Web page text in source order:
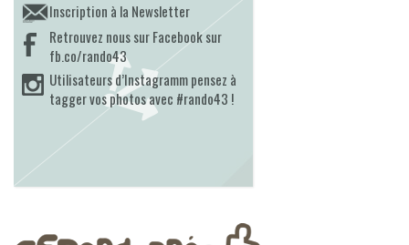
Inscription à la Newsletter
Retrouvez nous sur Facebook sur
fb.co/rando43
Utilisateurs d’Instagramm pensez à
tagger vos photos avec #rando43 !